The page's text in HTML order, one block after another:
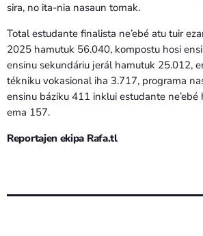
sira, no ita-nia nasaun tomak.
Total estudante finalista ne’ebé atu tuir
2025 hamutuk 56.040, kompostu hosi
ensinu sekundáriu jerál hamutuk 25.012,
tékniku vokasional iha 3.717, programa
ensinu báziku 411 inklui estudante ne’ebé
ema 157.
Reportajen ekipa Rafa.tl